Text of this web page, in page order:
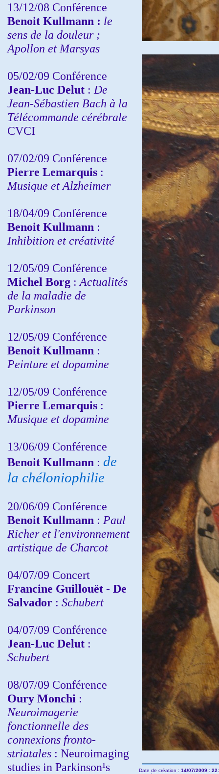
13/12/08 Conférence
Benoit Kullmann : le
sens de la douleur ;
Apollon et Marsyas
05/02/09 Conférence
Jean-Luc Delut : De
Jean-Sébastien Bach à la
Télécommande cérébrale
CVCI
07/02/09 Conférence
Pierre Lemarquis :
Musique et Alzheimer
18/04/09 Conférence
Benoit Kullmann :
Inhibition et créativité
12/05/09 Conférence
Michel Borg : Actualités
de la maladie de
Parkinson
12/05/09 Conférence
Benoit Kullmann :
Peinture et dopamine
12/05/09 Conférence
Pierre Lemarquis :
Musique et dopamine
13/06/09 Conférence
Benoit Kullmann : de
la chéloniophilie
20/06/09 Conférence
Benoit Kullmann : Paul
Richer et l'environnement
artistique de Charcot
04/07/09 Concert
Francine Guillouët - De
Salvador : Schubert
04/07/09 Conférence
Jean-Luc Delut :
Schubert
08/07/09 Conférence
Oury Monchi :
Neuroimagerie
fonctionnelle des
connexions fronto-
striatales : Neuroimaging
studies in Parkinson¹s
Date de création : 14/07/2009 :